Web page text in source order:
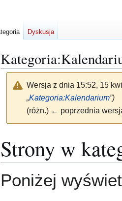
Kategoria:
Wersja z dnia 15:52, 15
„Kategoria:Kalendarium”)
(różn.) ← poprzednia
do
nawigacji
do
wyszukiwania
Strony w
Poniżej
Dyskusja